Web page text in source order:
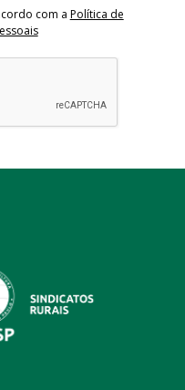
com a Política de